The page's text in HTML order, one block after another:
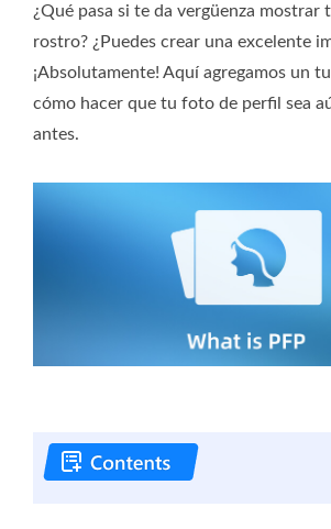
¿Qué pasa si te da vergüenza mostrar
rostro? ¿Puedes crear una excelente
¡Absolutamente! Aquí agregamos un
cómo hacer que tu foto de perfil sea
antes.